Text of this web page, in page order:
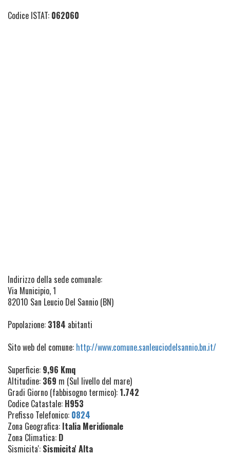
Codice ISTAT: 062060
Indirizzo della sede comunale:
Via Municipio, 1
82010 San Leucio Del Sannio (BN)
Popolazione: 3184 abitanti
Sito web del comune: http://www.comune.sanleuciodelsannio.bn.it/
Superficie: 9,96 Kmq
Altitudine: 369 m (Sul livello del mare)
Gradi Giorno (fabbisogno termico): 1.742
Codice Catastale: H953
Prefisso Telefonico: 0824
Zona Geografica: Italia Meridionale
Zona Climatica: D
Sismicita': Sismicita' Alta